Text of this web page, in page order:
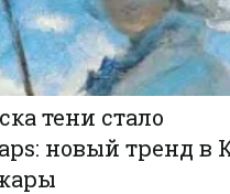
тени стало
новый тренд в